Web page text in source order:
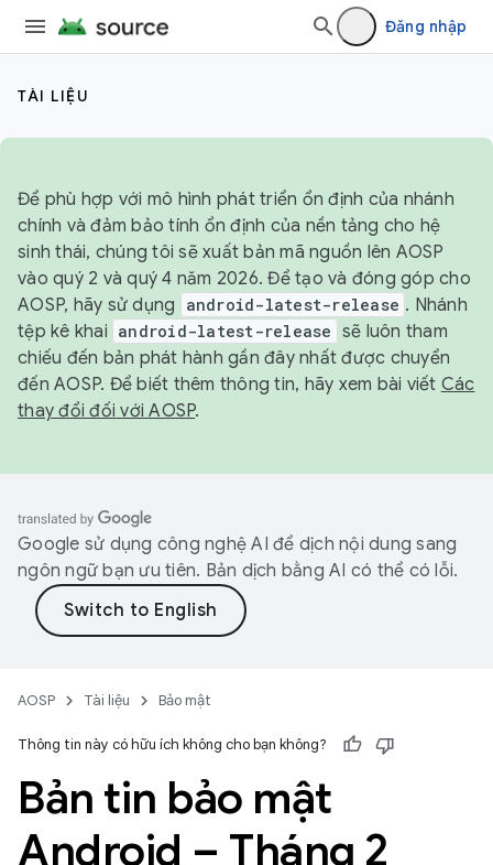
Đăng nhập
TÀI LIỆU
Để phù hợp với mô hình phát triển ổn định của nhánh
chính và đảm bảo tính ổn định của nền tảng cho hệ
sinh thái, chúng tôi sẽ xuất bản mã nguồn lên AOSP
vào quý 2 và quý 4 năm 2026. Để tạo và đóng góp cho
AOSP, hãy sử dụng
android-latest-release . Nhánh
tệp kê khai android-latest-release sẽ luôn tham
chiếu đến bản phát hành gần đây nhất được chuyển
đến AOSP. Để biết thêm thông tin, hãy xem bài viết Các
thay đổi đối với AOSP.
Google sử dụng công nghệ AI để dịch nội dung sang
ngôn ngữ bạn ưu tiên. Bản dịch bằng AI có thể có lỗi.
AOSP Tài liệu Bảo mật
Thông tin này có hữu ích không cho bạn không?
Bản tin bảo mật
Android – Tháng 2